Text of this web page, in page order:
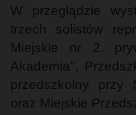
W przeglądzie
trzech solistów
Miejskie nr 2,
Akademia",
przedszkolny przy
oraz Miejskie